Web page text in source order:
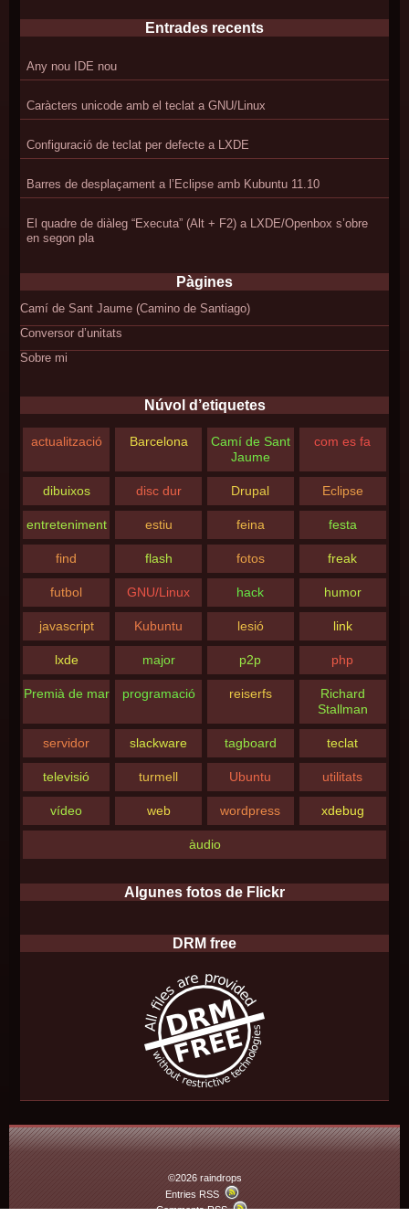
Entrades recents
Any nou IDE nou
Caràcters unicode amb el teclat a GNU/Linux
Configuració de teclat per defecte a LXDE
Barres de desplaçament a l’Eclipse amb Kubuntu 11.10
El quadre de diàleg “Executa” (Alt + F2) a LXDE/Openbox s’obre
en segon pla
Pàgines
Camí de Sant Jaume (Camino de Santiago)
Conversor d’unitats
Sobre mi
Núvol d’etiquetes
actualització Barcelona
Camí de Sant
Jaume
com es fa
dibuixos disc dur Drupal Eclipse
entreteniment estiu feina festa
find flash fotos freak
futbol GNU/Linux hack humor
javascript Kubuntu lesió link
lxde major p2p php
Premià de mar programació reiserfs
Richard
Stallman
servidor slackware tagboard teclat
televisió turmell Ubuntu utilitats
vídeo web wordpress xdebug
àudio
Algunes fotos de Flickr
DRM free
©2026 raindrops
Entries RSS
Comments RSS